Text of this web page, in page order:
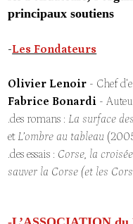
principaux soutiens
-Les Fondateurs
Olivier Lenoir - Chef
Fabrice Bonardi -
.des romans :La surface
etL’ombre au tableau
.des essais : Corse, la
sauver la Corse (et les